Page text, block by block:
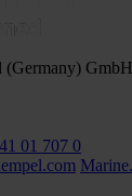
(Germany) GmbH
01 707 0